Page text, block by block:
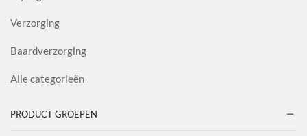
Verzorging
Baardverzorging
Alle categorieën
PRODUCT GROEPEN